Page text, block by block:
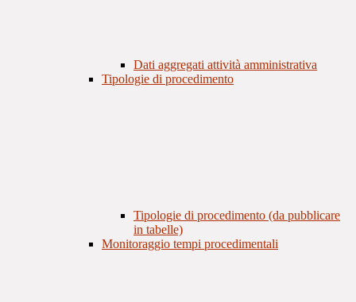
Dati aggregati attività amministrativa
Tipologie di procedimento
Tipologie di procedimento (da pubblicare
in tabelle)
Monitoraggio tempi procedimentali